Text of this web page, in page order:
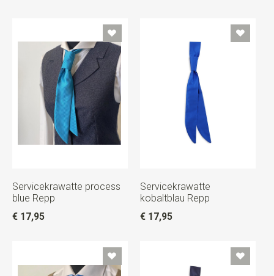
Servicekrawatte process
blue Repp
€ 17,95
Servicekrawatte
kobaltblau Repp
€ 17,95